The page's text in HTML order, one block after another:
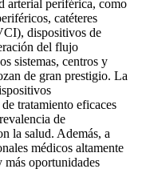
arterial periférica, como
catéteres
dispositivos de
del flujo
sistemas, centros y
de gran prestigio. La
tratamiento eficaces
de
la salud. Además, a
médicos altamente
más oportunidades